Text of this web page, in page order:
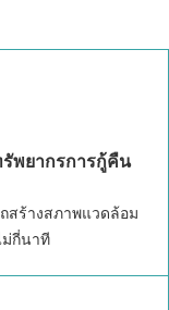
พยากรการกู้คืน
สร้างสภาพแวดล้อม
ม่กี่นาที